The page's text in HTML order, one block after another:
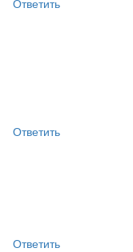
Ответить
Ответить
Ответить